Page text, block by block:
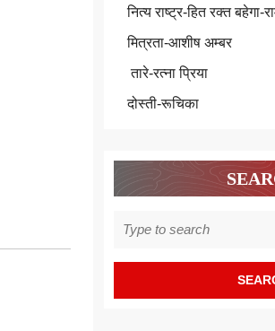
नित्य राष्ट्र-हित रक्त बहेगा-
मित्रता-आशीष अम्बर
तारे-रत्ना प्रिया
दोस्ती-रूचिका
for: